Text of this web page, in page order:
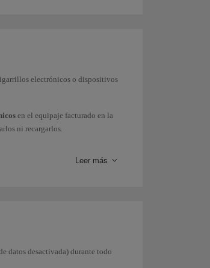
electrónicos o dispositivos
en el equipaje facturado en la
ni recargarlos.
Leer más
datos desactivada) durante todo